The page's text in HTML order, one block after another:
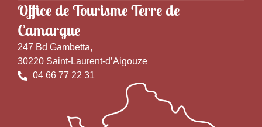
Office de Tourisme Terre de
Camargue
247 Bd Gambetta,
30220 Saint-Laurent-d’Aigouze
04 66 77 22 31